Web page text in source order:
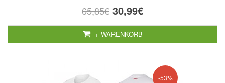
65,85€ 30,99€
+ WARENKORB
-53%